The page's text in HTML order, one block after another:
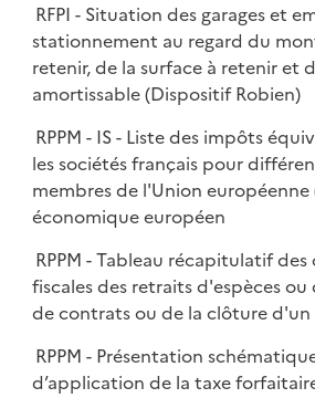
RFPI - Situation des garages et
stationnement au regard du
retenir, de la surface à retenir et
amortissable (Dispositif Robien)
RPPM - IS - Liste des impôts
les sociétés français pour
membres de l'Union européenne
économique européen
RPPM - Tableau récapitulatif
fiscales des retraits d'espèces
de contrats ou de la clôture d'un
RPPM - Présentation
d’application de la taxe